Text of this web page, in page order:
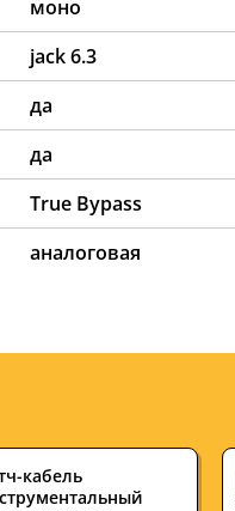
моно
jack 6.3
да
да
True Bypass
аналоговая
кабель